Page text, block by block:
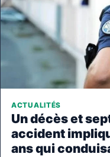
ACTUALITÉS
Un décès et
accident
ans qui